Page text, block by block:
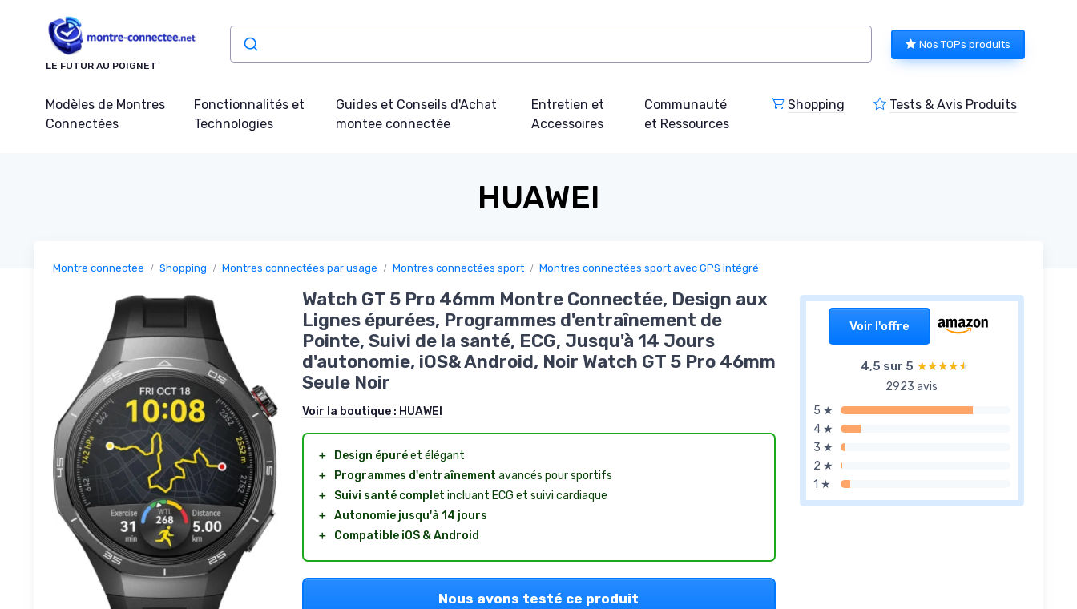
LE FUTUR AU POIGNET
Nos TOPs produits
Modèles de Montres
Connectées
Fonctionnalités et
Technologies
Guides et Conseils d'Achat
montee connectée
Entretien et
Accessoires
Communauté
et Ressources
Shopping Tests & Avis Produits
HUAWEI
Montre connectee Shopping Montres connectées par usage Montres connectées sport Montres connectées sport avec GPS intégré
Voir l'offre
4,5 sur 5 ★★★★★
★★★★★
2923 avis
5 ★
4 ★
3 ★
2 ★
1 ★
Watch GT 5 Pro 46mm Montre Connectée, Design aux
Lignes épurées, Programmes d'entraînement de
Pointe, Suivi de la santé, ECG, Jusqu'à 14 Jours
d'autonomie, iOS& Android, Noir Watch GT 5 Pro 46mm
Seule Noir
Voir la boutique : HUAWEI
＋ Design épuréet élégant
＋
Programmes d'entraînement avancés pour sportifs
＋
Suivi santé complet incluant ECG et suivi cardiaque
＋ Autonomie jusqu'à 14 jours
＋
Compatible iOS & Android
Nous avons testé ce produit